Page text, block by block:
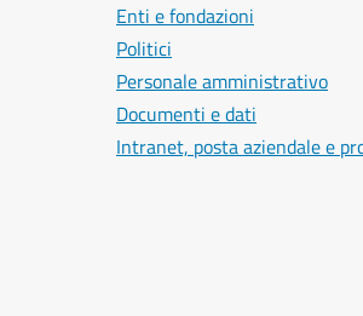
Enti e fondazioni
Politici
Personale amministrativo
Documenti e dati
Intranet, posta aziendale e